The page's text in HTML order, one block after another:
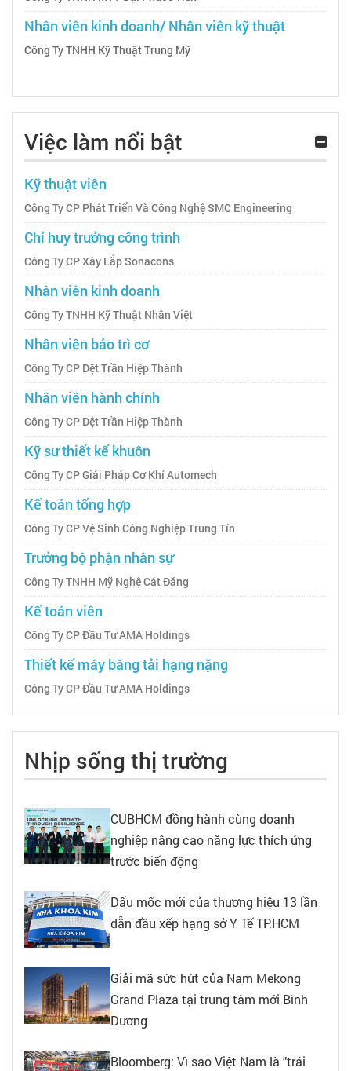
Nhân viên kinh doanh/ Nhân viên kỹ thuật
Công Ty TNHH Kỹ Thuật Trung Mỹ
Việc làm nổi bật
Kỹ thuật viên
Công Ty CP Phát Triển Và Công Nghệ SMC Engineering
Chỉ huy trưởng công trình
Công Ty CP Xây Lắp Sonacons
Nhân viên kinh doanh
Công Ty TNHH Kỹ Thuật Nhân Việt
Nhân viên bảo trì cơ
Công Ty CP Dệt Trần Hiệp Thành
Nhân viên hành chính
Công Ty CP Dệt Trần Hiệp Thành
Kỹ sư thiết kế khuôn
Công Ty CP Giải Pháp Cơ Khí Automech
Kế toán tổng hợp
Công Ty CP Vệ Sinh Công Nghiệp Trung Tín
Trưởng bộ phận nhân sự
Công Ty TNHH Mỹ Nghệ Cát Đằng
Kế toán viên
Công Ty CP Đầu Tư AMA Holdings
Thiết kế máy băng tải hạng nặng
Công Ty CP Đầu Tư AMA Holdings
Nhịp sống thị trường
CUBHCM đồng hành cùng doanh
nghiệp nâng cao năng lực thích ứng
trước biến động
Dấu mốc mới của thương hiệu 13 lần
dẫn đầu xếp hạng sở Y Tế TP.HCM
Giải mã sức hút của Nam Mekong
Grand Plaza tại trung tâm mới Bình
Dương
Bloomberg: Vì sao Việt Nam là "trái